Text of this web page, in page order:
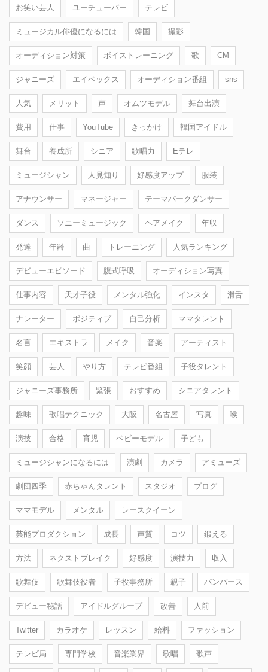
お笑い芸人 ユーチューバー テレビ
ミュージカル俳優になるには 韓国 撮影
オーディション対策 ボイストレーニング 歌 CM
ジャニーズ エイベックス オーディション番組 sns
人気 メリット 声 オムツモデル 舞台出演
費用 仕事 YouTube きっかけ 韓国アイドル
舞台 養成所 シニア 歌唱力 Eテレ
ミュージシャン 人見知り 好感度アップ 服装
アナウンサー マネージャー テーマパークダンサー
ダンス ソニーミュージック ヘアメイク 年収
発達 年齢 曲 トレーニング 人気ランキング
デビューエピソード 腹式呼吸 オーディション写真
仕事内容 天才子役 メンタル強化 インスタ 滑舌
ナレーター ポジティブ 自己分析 ママタレント
名言 エキストラ メイク 音楽 アーティスト
笑顔 芸人 やり方 テレビ番組 子役タレント
ジャニーズ事務所 緊張 おすすめ シニアタレント
趣味 歌唱テクニック 大阪 名古屋 写真 喉
演技 合格 育児 ベビーモデル 子ども
ミュージシャンになるには 演劇 カメラ アミューズ
劇団四季 赤ちゃんタレント スタジオ ブログ
ママモデル メンタル レースクイーン
芸能プロダクション 成長 声質 コツ 鍛える
方法 ネクストブレイク 好感度 演技力 収入
歌舞伎 歌舞伎役者 子役事務所 親子 パンパース
デビュー秘話 アイドルグループ 改善 人前
Twitter カラオケ レッスン 給料 ファッション
テレビ局 専門学校 音楽業界 歌唱 歌声